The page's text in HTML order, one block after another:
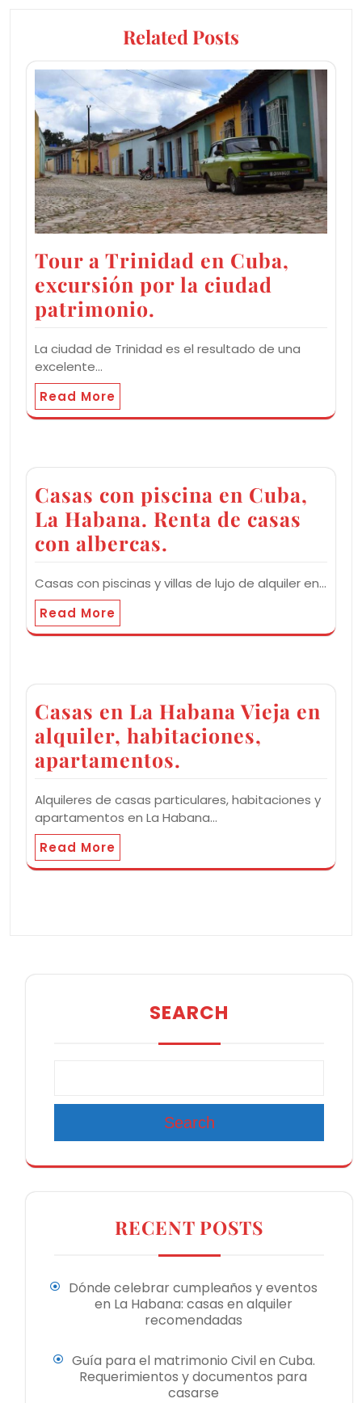
Related Posts
Tour a Trinidad en Cuba,
excursión por la ciudad
patrimonio.
La ciudad de Trinidad es el resultado de una
excelente…
Read More
Casas con piscina en Cuba,
La Habana. Renta de casas
con albercas.
Casas con piscinas y villas de lujo de alquiler en…
Read More
Casas en La Habana Vieja en
alquiler, habitaciones,
apartamentos.
Alquileres de casas particulares, habitaciones y
apartamentos en La Habana…
Read More
SEARCH
Search
RECENT POSTS
Dónde celebrar cumpleaños y eventos
en La Habana: casas en alquiler
recomendadas
Guía para el matrimonio Civil en Cuba.
Requerimientos y documentos para
casarse